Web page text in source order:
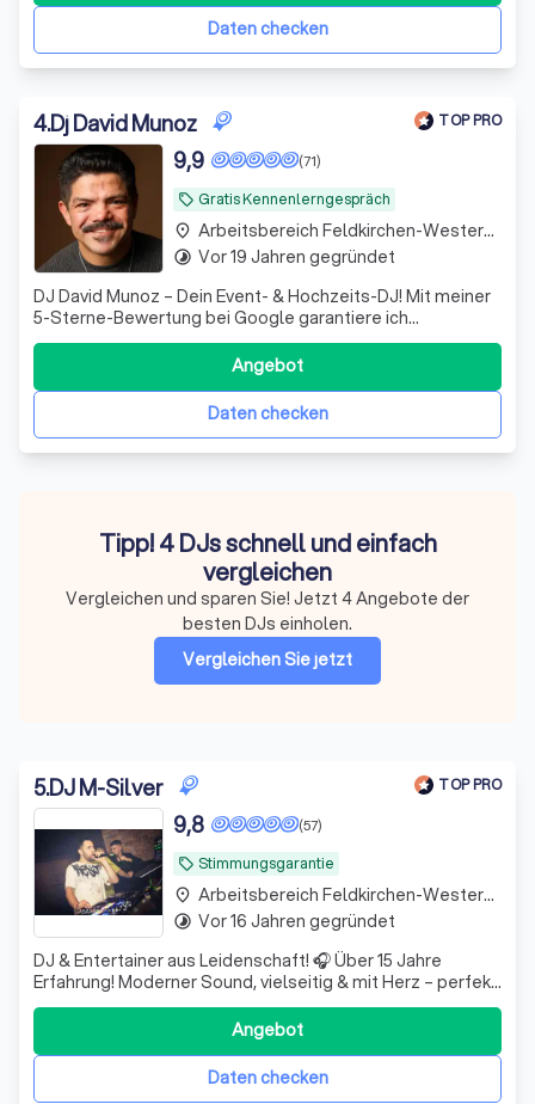
Daten checken
4.Dj David Munoz TOP PRO
local_offer Gratis Kennenlerngespräch
(71)
9,9
DJ David Munoz – Dein Event- & Hochzeits-DJ! Mit meiner
5-Sterne-Bewertung bei Google garantiere ich
einzigartige Momente und eine perfekte Stimmung für
Daten checken
Angebot
place Arbeitsbereich Feldkirchen-Westerham
timelapse Vor 19 Jahren gegründet
Tipp! 4 DJs schnell und einfach
vergleichen
Vergleichen und sparen Sie! Jetzt 4 Angebote der
besten DJs einholen.
Vergleichen Sie jetzt
5.DJ M-Silver TOP PRO
local_offer Stimmungsgarantie
(57)
9,8
DJ & Entertainer aus Leidenschaft! 🎧 Über 15 Jahre
Erfahrung! Moderner Sound, vielseitig & mit Herz – perfekt
für jede Feier. Für jung und alt, mit Veranstaltungstechnik
Daten checken
Angebot
place Arbeitsbereich Feldkirchen-Westerham
timelapse Vor 16 Jahren gegründet